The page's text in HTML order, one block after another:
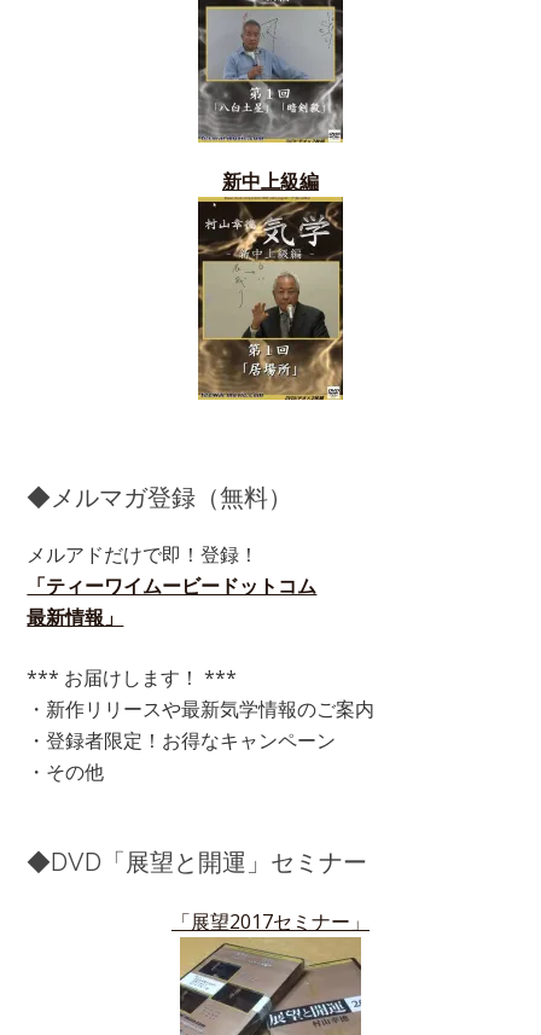
新中上級編
◆メルマガ登録（無料）
メルアドだけで即！登録！
「ティーワイムービードットコム
最新情報」
*** お届けします！ ***
・新作リリースや最新気学情報のご案内
・登録者限定！お得なキャンペーン
・その他
◆DVD「展望と開運」セミナー
「展望2017セミナー」